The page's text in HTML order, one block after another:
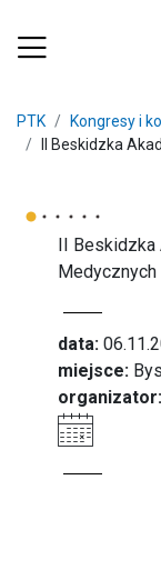
PTK
Kongresy i
II Beskidzka
II Beskidzka
Medycznych
data:
miejsce:
organizator: